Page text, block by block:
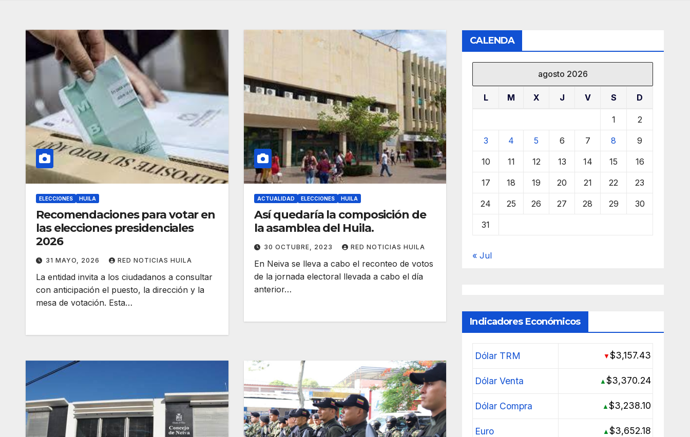
ELECCIONES HUILA
Recomendaciones para votar en
las elecciones presidenciales
2026
31 MAYO, 2026 RED NOTICIAS HUILA
La entidad invita a los ciudadanos a consultar
con anticipación el puesto, la dirección y la
mesa de votación. Esta…
ACTUALIDAD ELECCIONES HUILA
Así quedaría la composición de
la asamblea del Huila.
30 OCTUBRE, 2023 RED NOTICIAS HUILA
En Neiva se lleva a cabo el reconteo de votos
de la jornada electoral llevada a cabo el día
anterior…
CALENDA
agosto 2026
L M X J V S D
1 2
3 4 5 6 7 8 9
10 11 12 13 14 15 16
17 18 19 20 21 22 23
24 25 26 27 28 29 30
31
« Jul
Indicadores Económicos
Dólar TRM ▼$3,157.43
Dólar Venta ▲$3,370.24
Dólar Compra ▲$3,238.10
Euro ▲$3,652.18